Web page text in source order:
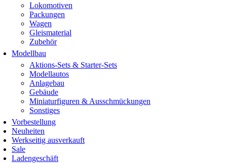
Lokomotiven
Packungen
Wagen
Gleismaterial
Zubehör
Modellbau
Aktions-Sets & Starter-Sets
Modellautos
Anlagebau
Gebäude
Miniaturfiguren & Ausschmückungen
Sonstiges
Vorbestellung
Neuheiten
Werkseitig ausverkauft
Sale
Ladengeschäft